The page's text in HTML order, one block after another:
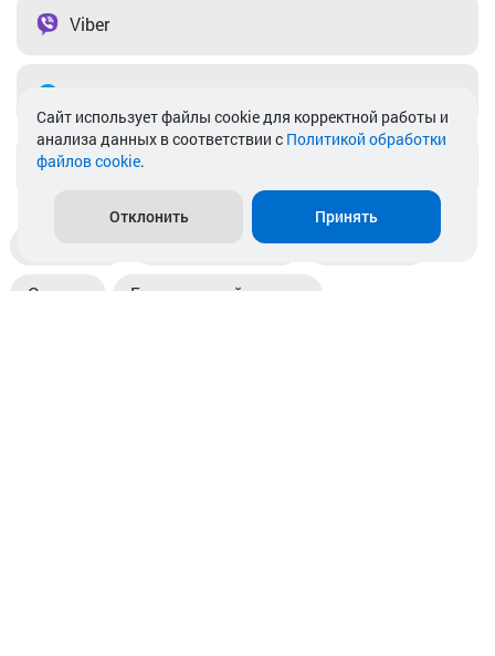
Viber
info@akkamulik.by
Пункты выдачи Магазины
Оплата Безналичный расчет
Cайт использует файлы cookie для корректной работы и
анализа данных в соответствии с Политикой обработки
файлов cookie.
Отклонить Принять